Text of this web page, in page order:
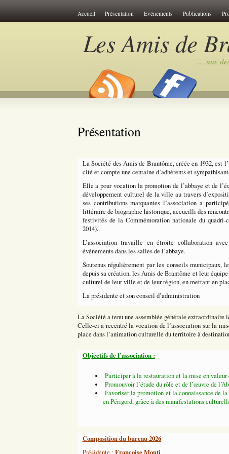
Accueil Présentation Evénements Publications
Les Amis de
… une
Présentation
La Société des Amis de Brantôme, créée en 1932, est
cité et compte une centaine d’adhérents et
Elle a pour vocation la promotion de l’abbaye et de
développement culturel de la ville au travers
ses contributions marquantes l’association a
littéraire de biographie historique, accueilli des
festivités de la Commémoration nationale du
2014)..
L’association travaille en étroite collaboration
événements dans les salles de l’abbaye.
Soutenus régulièrement par les conseils municipaux,
depuis sa création, les Amis de Brantôme et leur
culturel de leur ville et de leur région, en mettant en
La présidente et son conseil d’administration
La Société a tenu une assemblée générale extraordinaire
Celle-ci a recentré la vocation de l’association sur la
place dans l’animation culturelle du territoire à
Objectifs de l’association :
Participer à la restauration et la mise en valeur
Promouvoir l’étude du rôle et de l’œuvre de
Favoriser la promotion et la connaissance de
en Périgord, grâce à des manifestations
Composition du bureau 2026
Présidente : Françoise Monti